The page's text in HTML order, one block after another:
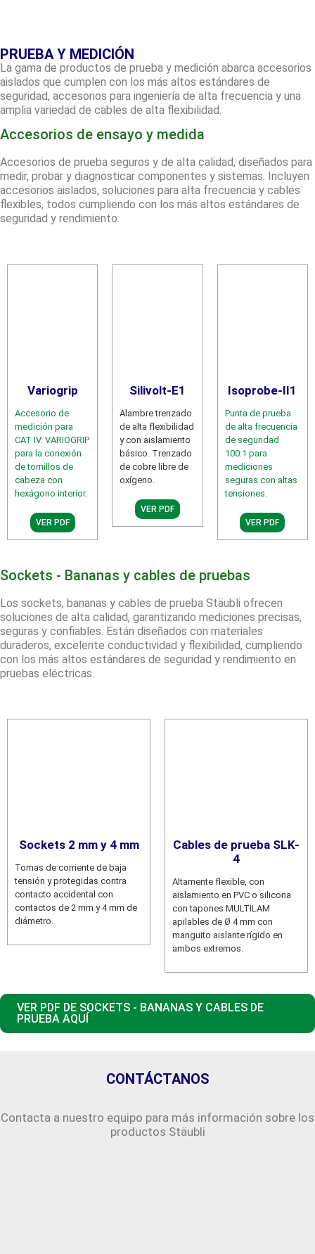
PRUEBA Y MEDICIÓN
La gama de productos de prueba y medición abarca accesorios
aislados que cumplen con los más altos estándares de
seguridad, accesorios para ingeniería de alta frecuencia y una
amplia variedad de cables de alta flexibilidad.
Accesorios de ensayo y medida
Accesorios de prueba seguros y de alta calidad, diseñados para
medir, probar y diagnosticar componentes y sistemas. Incluyen
accesorios aislados, soluciones para alta frecuencia y cables
flexibles, todos cumpliendo con los más altos estándares de
seguridad y rendimiento.
Variogrip
Accesorio de
medición para
CAT IV. VARIOGRIP
para la conexión
de tornillos de
cabeza con
hexágono interior.
VER PDF
Silivolt-E1
Alambre trenzado
de alta flexibilidad
y con aislamiento
básico. Trenzado
de cobre libre de
oxígeno.
VER PDF
Isoprobe-II1
Punta de prueba
de alta frecuencia
de seguridad
100:1 para
mediciones
seguras con altas
tensiones.
VER PDF
Sockets - Bananas y cables de pruebas
Los sockets, bananas y cables de prueba Stäubli ofrecen
soluciones de alta calidad, garantizando mediciones precisas,
seguras y confiables. Están diseñados con materiales
duraderos, excelente conductividad y flexibilidad, cumpliendo
con los más altos estándares de seguridad y rendimiento en
pruebas eléctricas.
Sockets 2 mm y 4 mm
Tomas de corriente de baja
tensión y protegidas contra
contacto accidental con
contactos de 2 mm y 4 mm de
diámetro.
Cables de prueba SLK-
4
Altamente flexible, con
aislamiento en PVC o silicona
con tapones MULTILAM
apilables de Ø 4 mm con
manguito aislante rígido en
ambos extremos.
VER PDF DE SOCKETS - BANANAS Y CABLES DE
PRUEBA AQUÍ
CONTÁCTANOS
Contacta a nuestro equipo para más información sobre los
productos Stäubli